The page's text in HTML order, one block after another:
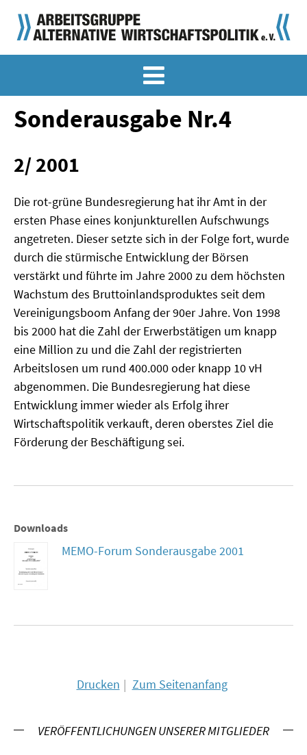
MEMO-OSTDEUTSCHLAND
KLASSIKER
SONDERVERÖFFENTLICHUNGEN
LANGFASSUNGEN ZU DEN MEMORANDEN
MATERIALIEN
MATERIALIEN ZU DEN MEMORANDEN
MATERIALIEN ZUR SOMMERSCHULE
MEMO-FORUM
SOMMERSCHULE
SOMMERSCHULE 2025
SOMMERSCHULE 2024
SOMMERSCHULE 2023
SOMMERSCHULE 2021
SOMMERSCHULE 2020
SOMMERSCHULE 2015
Sonderausgabe Nr.4
2/ 2001
Die rot-grüne Bundesregierung hat ihr Amt in der
ersten Phase eines konjunkturellen Aufschwungs
angetreten. Dieser setzte sich in der Folge fort, wurde
durch die stürmische Entwicklung der Börsen
verstärkt und führte im Jahre 2000 zu dem höchsten
Wachstum des Bruttoinlandsproduktes seit dem
Vereinigungsboom Anfang der 90er Jahre. Von 1998
bis 2000 hat die Zahl der Erwerbstätigen um knapp
eine Million zu und die Zahl der registrierten
Arbeitslosen um rund 400.000 oder knapp 10 vH
abgenommen. Die Bundesregierung hat diese
Entwicklung immer wieder als Erfolg ihrer
Wirtschaftspolitik verkauft, deren oberstes Ziel die
Förderung der Beschäftigung sei.
Downloads
MEMO-Forum Sonderausgabe 2001
Drucken Zum Seitenanfang
VERÖFFENTLICHUNGEN UNSERER MITGLIEDER